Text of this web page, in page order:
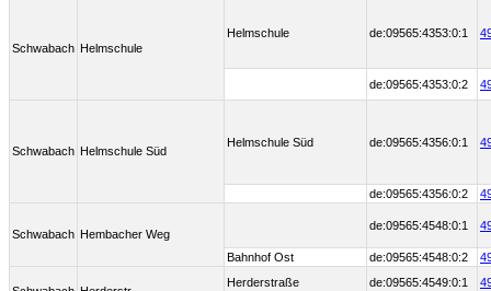
Schwabach Helmschule
Helmschule de:09565:4353:0:1
de:09565:4353:0:2
Schwabach Helmschule Süd
Helmschule Süd de:09565:4356:0:1
de:09565:4356:0:2
Schwabach Hembacher Weg
de:09565:4548:0:1
Bahnhof Ost de:09565:4548:0:2
Herderstraße de:09565:4549:0:1